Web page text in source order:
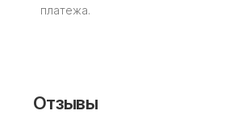
платежа.
Отзывы